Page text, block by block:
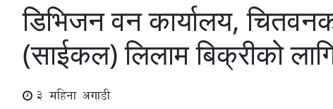
डिभिजन वन कार्यालय,
(साईकल) लिलाम बिक्रीको
3 महिना अगाडी